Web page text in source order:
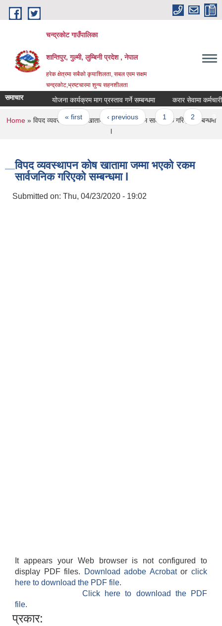
Skip to main content
चन्द्रकोट गाउँपालिका
शान्तिपुर, गुल्मी, लुम्बिनी प्रदेश , नेपाल
हरेक क्षेत्रमा सबैको कृयाशिलता, सबल एवम सक्षम
चन्द्रकोट,भ्रष्टचारमा शुन्य सहनशीलता
समाचार योजना कार्यक्रम माग प्रस्ताव गर्ने सम्बन्धमा करार सेवामा कर्मचारी
Pages
« first ‹ previous 1 2 3
You are here
Home» विपद व्यवस्थापन कोष खातामा जम्मा भएको रकम सार्वजनिक गरिएको सम्बन्धमा
l
विपद व्यवस्थापन कोष खातामा जम्मा भएको रकम
सार्वजनिक गरिएको सम्बन्धमा l
Submitted on: Thu, 04/23/2020 - 19:02
It appears your Web browser is not configured to
display PDF files.
Download adobe Acrobatorclick
here to download the PDF file.
Click here to download the PDF
file.
प्रकार: